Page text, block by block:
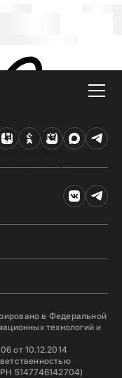
сайте
нужную
в Федеральной
технологий и
от 10.12.2014
5147746142704)